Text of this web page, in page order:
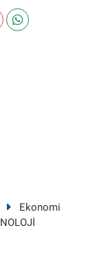
Ekonomi